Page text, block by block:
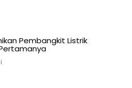
Pembangkit Listrik